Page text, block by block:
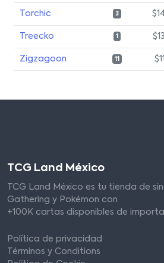
Torchic 3
Treecko 1
Zigzagoon 11
TCG Land México
TCG Land México es tu tienda de
Gathering y Pokémon con
+100K cartas disponibles de
Política de privacidad
Términos y Conditions